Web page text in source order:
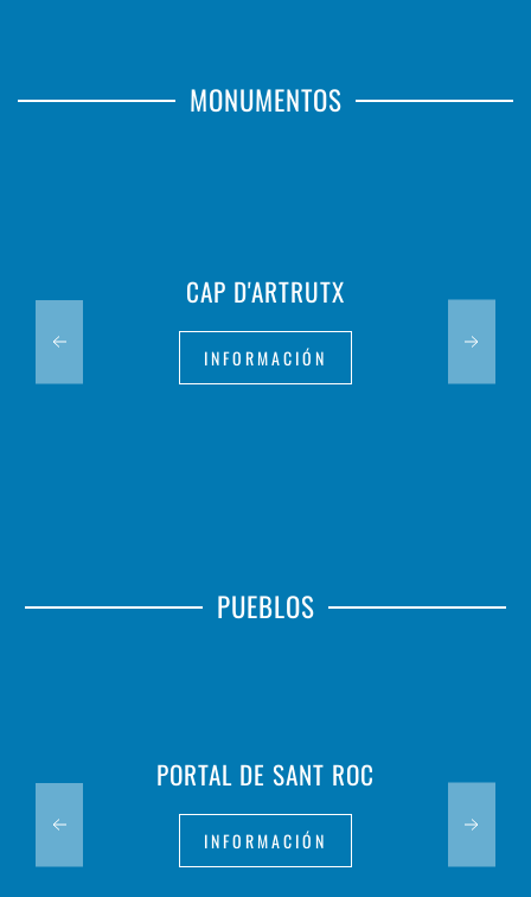
MONUMENTOS
TREPUCÓ
INFORMACIÓN
PUEBLOS
IGLESIA DE SANT ANTONI ABAT
INFORMACIÓN